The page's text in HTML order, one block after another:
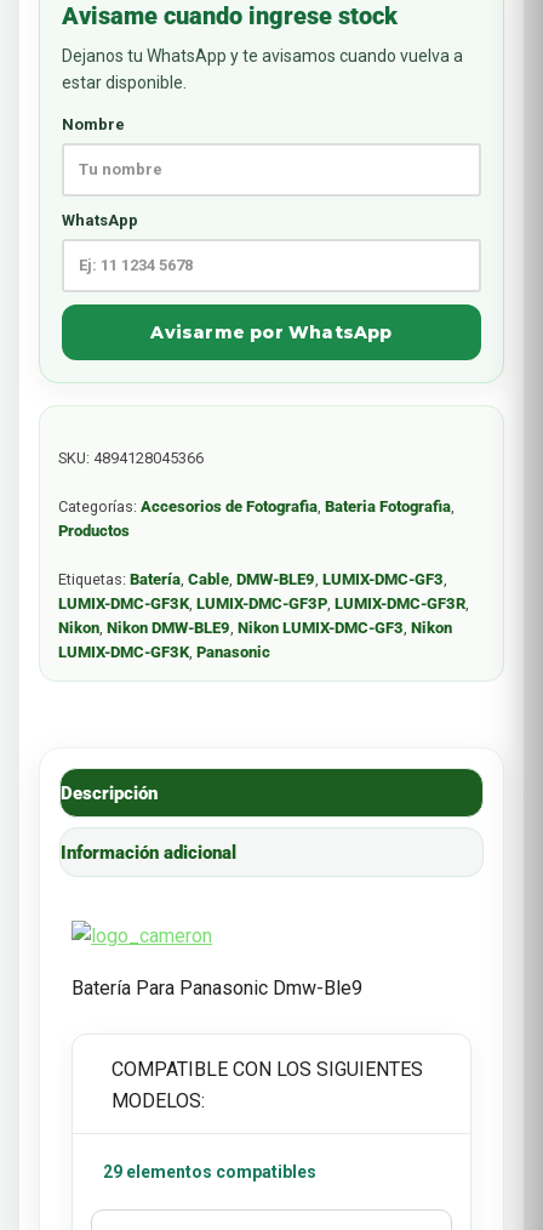
Avisame cuando ingrese stock
Dejanos tu WhatsApp y te avisamos cuando vuelva a
estar disponible.
Nombre
WhatsApp
Avisarme por WhatsApp
SKU: 4894128045366
Categorías: Accesorios de Fotografia, Bateria Fotografia,
Productos
Etiquetas: Batería, Cable, DMW-BLE9, LUMIX-DMC-GF3,
LUMIX-DMC-GF3K, LUMIX-DMC-GF3P, LUMIX-DMC-GF3R,
Nikon, Nikon DMW-BLE9, Nikon LUMIX-DMC-GF3, Nikon
LUMIX-DMC-GF3K, Panasonic
Descripción
Información adicional
Batería Para Panasonic Dmw-Ble9
COMPATIBLE CON LOS SIGUIENTES
MODELOS:
29 elementos compatibles